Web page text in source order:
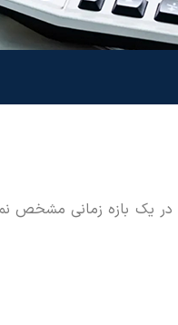
یک بازه زمانی مشخص